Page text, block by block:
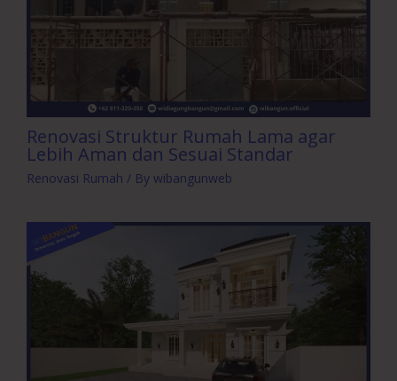
Renovasi Struktur Rumah Lama agar
Lebih Aman dan Sesuai Standar
Renovasi Rumah / By wibangunweb